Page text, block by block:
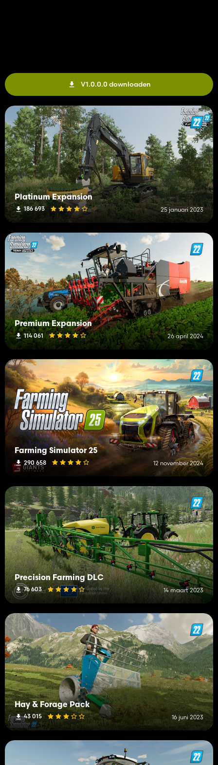
V1.0.0.0 downloaden
Platinum Expansion
186 693 25 januari 2023
Premium Expansion
114 061 26 april 2024
Farming Simulator 25
290 658 12 november 2024
Precision Farming DLC
76 603 14 maart 2023
Hay & Forage Pack
43 015 16 juni 2023